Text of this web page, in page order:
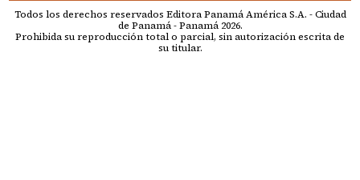
Todos los derechos reservados Editora Panamá América S.A. - Ciudad
de Panamá - Panamá 2026.
Prohibida su reproducción total o parcial, sin autorización escrita de
su titular.